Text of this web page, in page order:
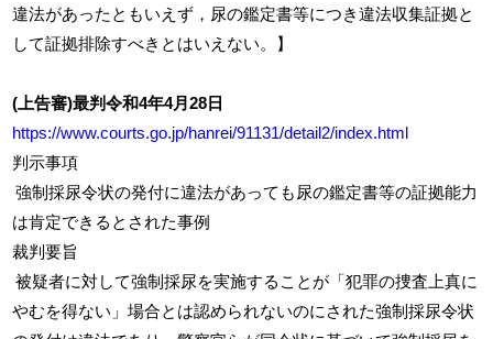
違法があったともいえず，尿の鑑定書等につき違法収集証拠と
して証拠排除すべきとはいえない。】
(上告審)最判令和4年4月28日
https://www.courts.go.jp/hanrei/91131/detail2/index.html
判示事項
強制採尿令状の発付に違法があっても尿の鑑定書等の証拠能力
は肯定できるとされた事例
裁判要旨
被疑者に対して強制採尿を実施することが「犯罪の捜査上真に
やむを得ない」場合とは認められないのにされた強制採尿令状